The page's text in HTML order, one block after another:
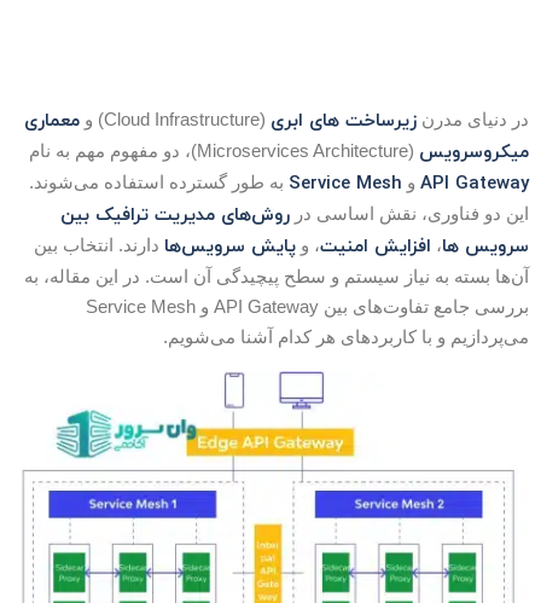
دنیای مدرنزیرساخت های ابری(Cloud Infrastructure) و
معماری
‌ (Microservices Architecture)، دو مفهوم مهم به نام
APIو Service Meshبه طور گسترده استفاده می‌شوند.
دو فناوری، نقش اساسی درروش‌های مدیریت ترافیک بین
ها،افزایش امنیت، و پایش سرویس‌هادارند. انتخاب بین
بسته به نیاز سیستم و سطح پیچیدگی آن است. در این مقاله، به
بررسی جامع تفاوت‌های بین API Gateway و Service Mesh
و با کاربردهای هر کدام آشنا می‌شویم.